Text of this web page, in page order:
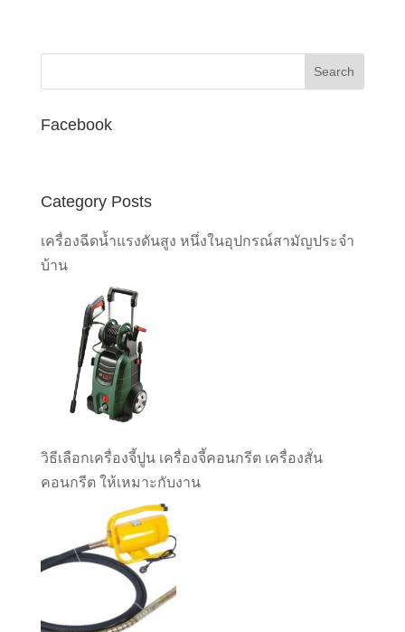
฿8,000.00.฿4,500.00.
Facebook
Category Posts
เครื่องฉีดน้ำแรงดันสูง หนึ่งในอุปกรณ์สามัญประจำ
บ้าน
วิธีเลือกเครื่องจี้ปูน เครื่องจี้คอนกรีต เครื่องสั่น
คอนกรีต ให้เหมาะกับงาน